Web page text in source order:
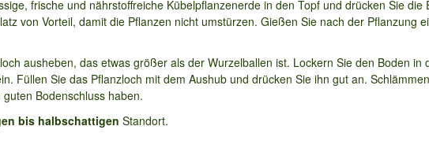
frische und nährstoffreiche Kübelpflanzenerde in den Topf und drücken Sie die
von Vorteil, damit die Pflanzen nicht umstürzen. Gießen Sie nach der Pflanzung
ausheben, das etwas größer als der Wurzelballen ist. Lockern Sie den Boden in
Füllen Sie das Pflanzloch mit dem Aushub und drücken Sie ihn gut an.
Bodenschluss haben.
bis halbschattigen Standort.